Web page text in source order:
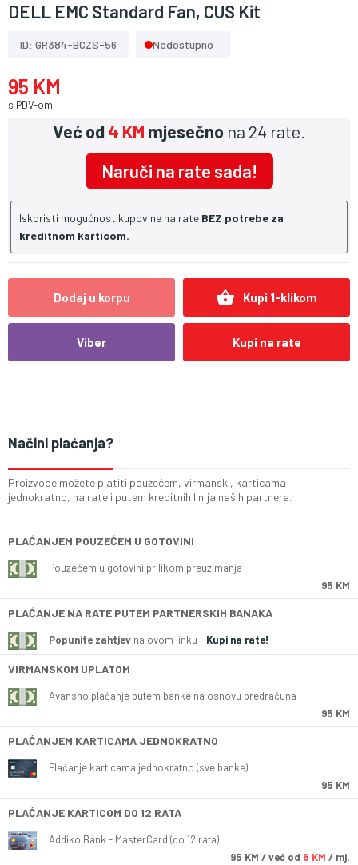
DELL EMC Standard Fan, CUS Kit
ID: GR384-BCZS-56 Nedostupno
95 KM
s PDV-om
Već od4 KM mjesečno na 24 rate.
Naruči na rate sada!
Iskoristi mogućnost kupovine na rate BEZ potrebe za
kreditnom karticom.
Dodaj u korpu shopping_basket Kupi 1-klikom
Viber Kupi na rate
Načini plaćanja?
Proizvode možete platiti pouzećem, virmanski, karticama
jednokratno, na rate i putem kreditnih linija naših partnera.
PLAĆANJEM POUZEĆEM U GOTOVINI
Pouzećem u gotovini prilikom preuzimanja
95 KM
PLAĆANJE NA RATE PUTEM PARTNERSKIH BANAKA
Popunite zahtjev na ovom linku - Kupi na rate!
VIRMANSKOM UPLATOM
Avansno plaćanje putem banke na osnovu predračuna
95 KM
PLAĆANJEM KARTICAMA JEDNOKRATNO
Plaćanje karticama jednokratno (sve banke)
95 KM
PLAĆANJE KARTICOM DO 12 RATA
Addiko Bank - MasterCard (do 12 rata)
95 KM / već od 8 KM / mj.